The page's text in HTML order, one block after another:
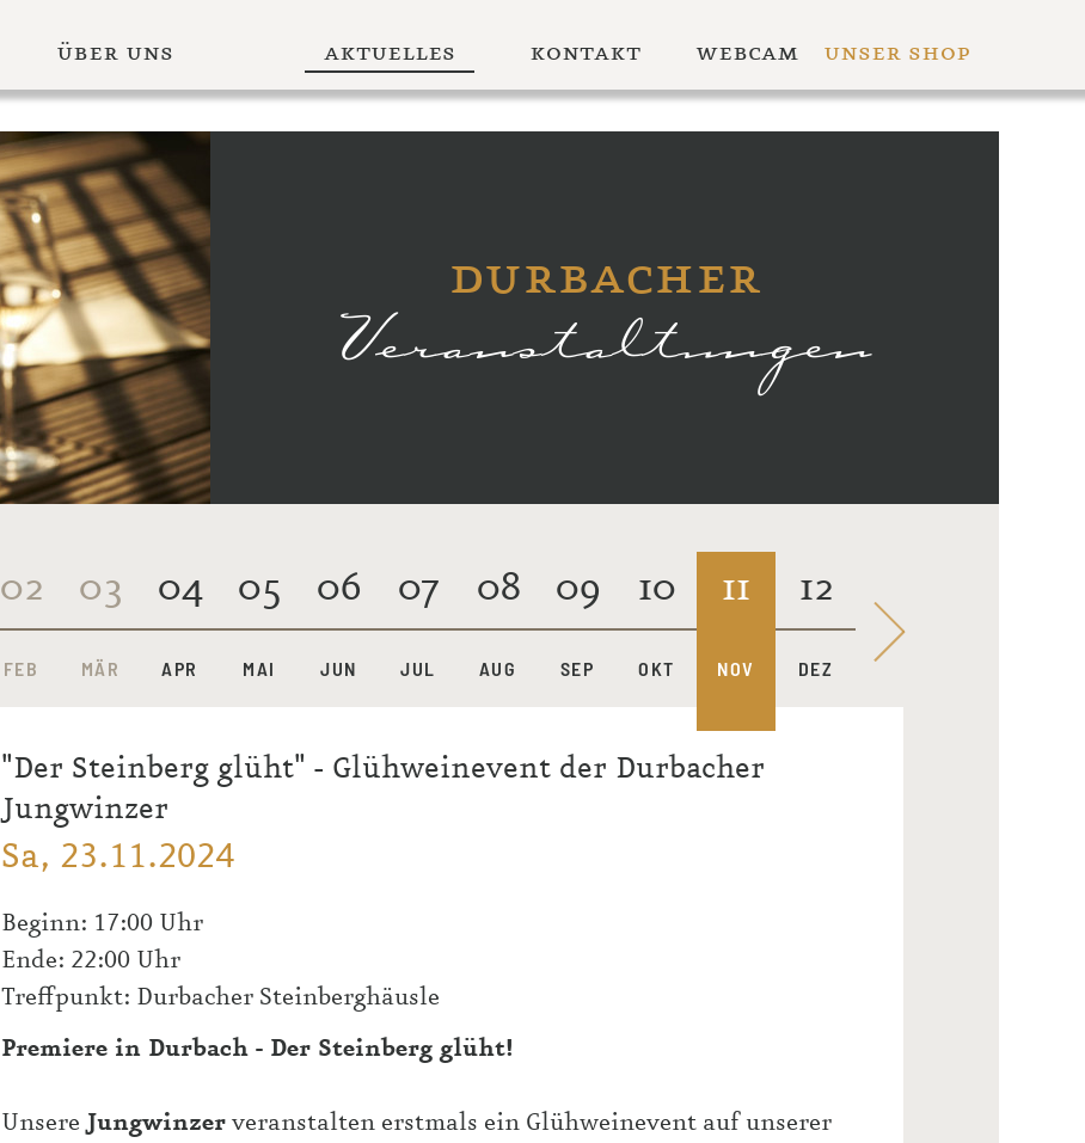
über uns aktuelles kontakt webcam unser shop
durbacher
Veranstaltungen
02
FEB
03
MÄR
04
APR
05
MAI
06
JUN
07
JUL
08
AUG
09
SEP
10
OKT
11
NOV
12
DEZ
2025
"Der Steinberg glüht" - Glühweinevent der Durbacher
Jungwinzer
Sa, 23.11.2024
Beginn: 17:00 Uhr
Ende: 22:00 Uhr
Treffpunkt: Durbacher Steinberghäusle
Premiere in Durbach - Der Steinberg glüht!
UnsereJungwinzer veranstalten erstmals ein Glühweinevent auf unserer